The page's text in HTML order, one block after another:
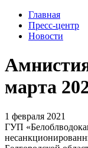
Главная
Пресс-центр
Новости
марта
1 февраля 2021
ГУП